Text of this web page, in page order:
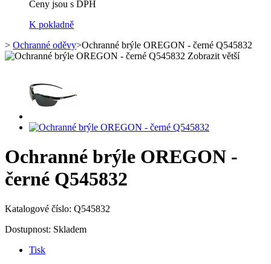
Ceny jsou s DPH
K pokladně
> Ochranné oděvy>Ochranné brýle OREGON - černé Q545832
Zobrazit větší
Ochranné brýle OREGON -
černé Q545832
Katalogové číslo: Q545832
Dostupnost: Skladem
Tisk